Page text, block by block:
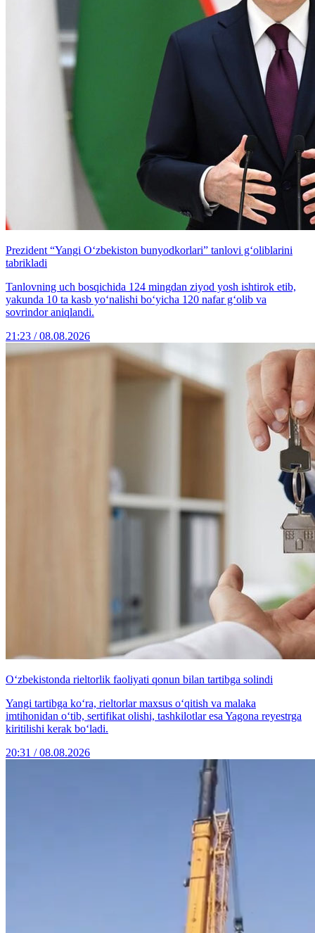
Prezident “Yangi O‘zbekiston bunyodkorlari” tanlovi g‘oliblarini
tabrikladi
Tanlovning uch bosqichida 124 mingdan ziyod yosh ishtirok etib,
yakunda 10 ta kasb yo‘nalishi bo‘yicha 120 nafar g‘olib va
sovrindor aniqlandi.
21:23 / 08.08.2026
O‘zbekistonda rieltorlik faoliyati qonun bilan tartibga solindi
Yangi tartibga ko‘ra, rieltorlar maxsus o‘qitish va malaka
imtihonidan o‘tib, sertifikat olishi, tashkilotlar esa Yagona reyestrga
kiritilishi kerak bo‘ladi.
20:31 / 08.08.2026